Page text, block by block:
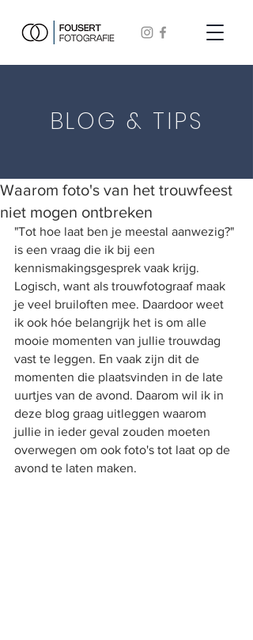
BLOG & TIPS
Waarom foto's van het trouwfeest
niet mogen ontbreken
"Tot hoe laat ben je meestal aanwezig?"
is een vraag die ik bij een
kennismakingsgesprek vaak krijg.
Logisch, want als trouwfotograaf maak
je veel bruiloften mee. Daardoor weet
ik ook hóe belangrijk het is om alle
mooie momenten van jullie trouwdag
vast te leggen. En vaak zijn dit de
momenten die plaatsvinden in de late
uurtjes van de avond. Daarom wil ik in
deze blog graag uitleggen waarom
jullie in ieder geval zouden moeten
overwegen om ook foto's tot laat op de
avond te laten maken.